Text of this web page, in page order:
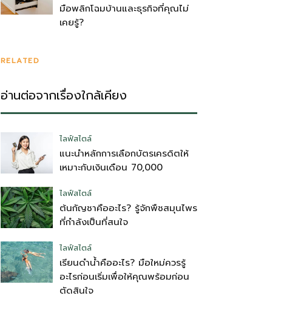
มือพลิกโฉมบ้านและธุรกิจที่คุณไม่
เคยรู้?
RELATED
อ่านต่อจากเรื่องใกล้เคียง
ไลฟ์สไตล์
แนะนำหลักการเลือกบัตรเครดิตให้
เหมาะกับเงินเดือน 70,000
ไลฟ์สไตล์
ต้นกัญชาคืออะไร? รู้จักพืชสมุนไพร
ที่กำลังเป็นที่สนใจ
ไลฟ์สไตล์
เรียนดำน้ำคืออะไร? มือใหม่ควรรู้
อะไรก่อนเริ่มเพื่อให้คุณพร้อมก่อน
ตัดสินใจ